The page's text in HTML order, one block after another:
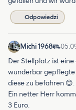
Odpowiedzi
Michi 1968
Der Stellplatz ist
wunderbar gepflegte
diese zu befahren 😊.
Ein netter Herr
3 Euro.